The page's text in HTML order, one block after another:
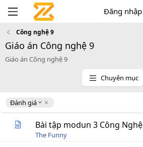
Đăng nhập
Công nghệ 9
Giáo án Công nghệ 9
Giáo án Công nghệ 9
Chuyên mục
Đánh giá
D
e
Bài tập modun 3 Công Nghệ
The Funny